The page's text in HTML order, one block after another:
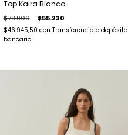
Top Kaira Blanco
$78.900 $55.230
$46.945,50 con Transferencia o depósito
bancario